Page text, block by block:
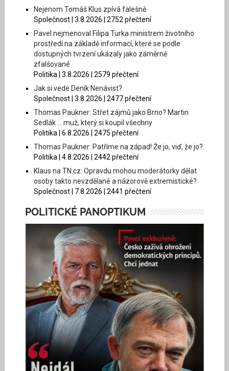
Nejenom Tomáš Klus zpívá falešně
Společnost | 3.8.2026 | 2752 přečtení
Pavel nejmenoval Filipa Turka ministrem životního
prostředí na základě informací, které se podle
dostupných tvrzení ukázaly jako záměrně
zfalšované
Politika | 3.8.2026 | 2579 přečtení
Jak si vede Deník Nenávist?
Společnost | 3.8.2026 | 2477 přečtení
Thomas Paukner: Střet zájmů jako Brno? Martin
Sedlák … muž, který si koupil všechny
Politika | 6.8.2026 | 2475 přečtení
Thomas Paukner: Patříme na západ! Že jo, viď, že jo?
Politika | 4.8.2026 | 2442 přečtení
Klaus na TN.cz: Opravdu mohou moderátorky dělat
osoby takto nevzdělané a názorově extremistické?
Společnost | 7.8.2026 | 2441 přečtení
POLITICKÉ PANOPTIKUM